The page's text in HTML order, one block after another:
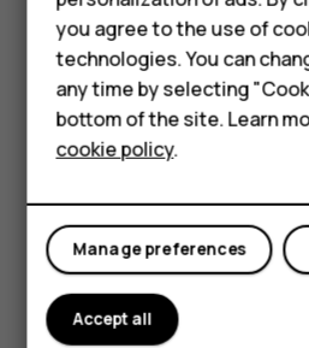
Accessories
HMD Terra M
For business
Tablets
быстрой настройки на панели
отображения дополнительных
меню вниз.
Чтобы изменить порядок
коснитесь элемента
you agree to the use of
technologies. You can
any time by selecting
bottom of the site. Learn
cookie policy.
Manage preferences
Accept all